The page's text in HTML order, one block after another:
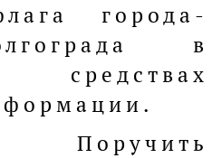
города-
в